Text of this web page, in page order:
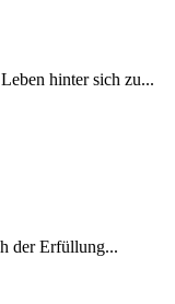
hinter sich zu...
der Erfüllung...